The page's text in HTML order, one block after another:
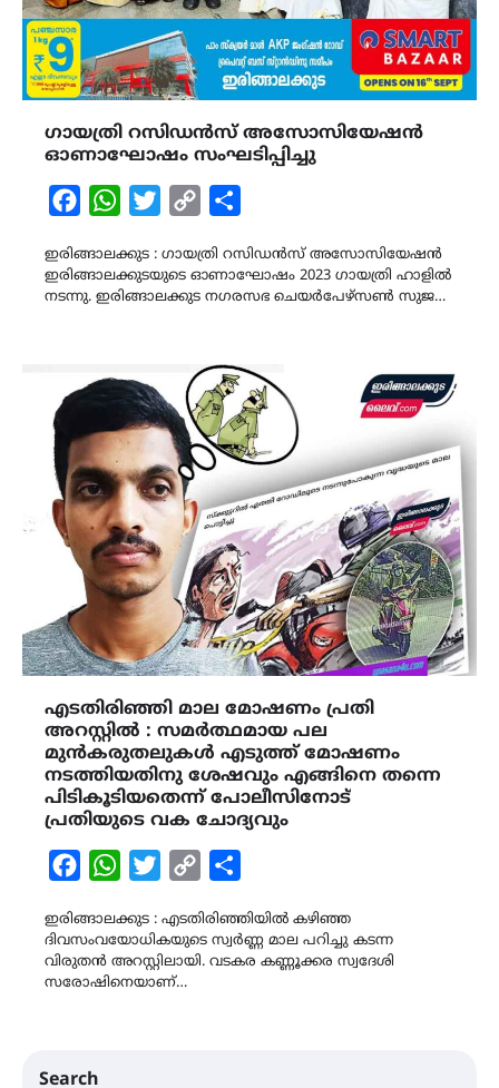
ഗായത്രി റസിഡൻസ് അസോസിയേഷൻ
ഓണാഘോഷം സംഘടിപ്പിച്ചു
FacebookWhatsAppTwitterCopy
ഇരിങ്ങാലക്കുട : ഗായത്രി റസിഡൻസ് അസോസിയേഷൻ
ഇരിങ്ങാലക്കുടയുടെ ഓണാഘോഷം 2023 ഗായത്രി ഹാളിൽ
നടന്നു. ഇരിങ്ങാലക്കുട നഗരസഭ ചെയർപേഴ്സൺ സുജ…
എടതിരിഞ്ഞി മാല മോഷണം പ്രതി
അറസ്റ്റിൽ : സമർത്ഥമായ പല
മുൻകരുതലുകൾ എടുത്ത് മോഷണം
നടത്തിയതിനു ശേഷവും എങ്ങിനെ തന്നെ
പിടികൂടിയതെന്ന് പോലീസിനോട്
പ്രതിയുടെ വക ചോദ്യവും
FacebookWhatsAppTwitterCopy
ഇരിങ്ങാലക്കുട : എടതിരിഞ്ഞിയിൽ കഴിഞ്ഞ
ദിവസംവയോധികയുടെ സ്വർണ്ണ മാല പറിച്ചു കടന്ന
വിരുതൻ അറസ്റ്റിലായി. വടകര കണ്ണൂക്കര സ്വദേശി
സരോഷിനെയാണ്…
Search